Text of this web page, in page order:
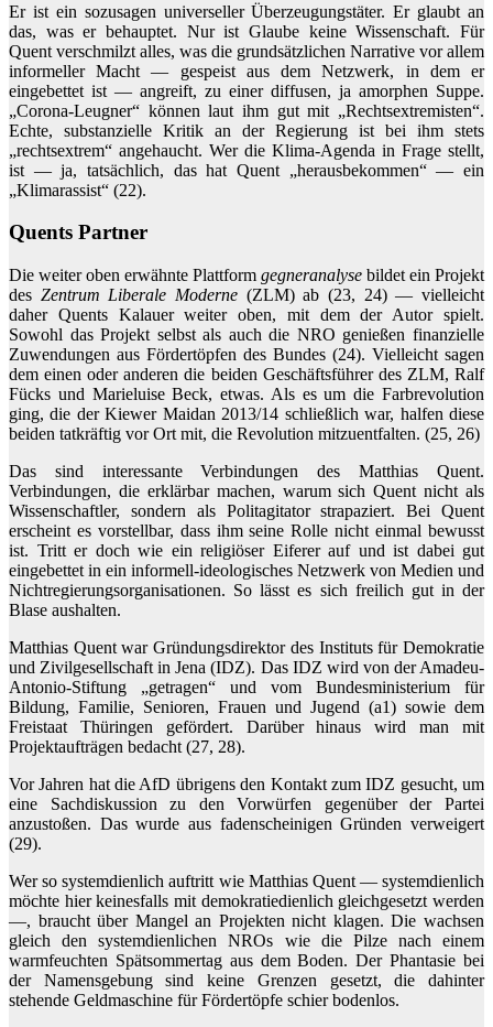
Er ist ein sozusagen universeller Überzeugungstäter. Er glaubt an
das, was er behauptet. Nur ist Glaube keine Wissenschaft. Für
Quent verschmilzt alles, was die grundsätzlichen Narrative vor allem
informeller Macht — gespeist aus dem Netzwerk, in dem er
eingebettet ist — angreift, zu einer diffusen, ja amorphen Suppe.
„Corona-Leugner“ können laut ihm gut mit „Rechtsextremisten“.
Echte, substanzielle Kritik an der Regierung ist bei ihm stets
„rechtsextrem“ angehaucht. Wer die Klima-Agenda in Frage stellt,
ist — ja, tatsächlich, das hat Quent „herausbekommen“ — ein
„Klimarassist“ (22).
Quents Partner
Die weiter oben erwähnte Plattform gegneranalyse bildet ein Projekt
des Zentrum Liberale Moderne (ZLM) ab (23, 24) — vielleicht
daher Quents Kalauer weiter oben, mit dem der Autor spielt.
Sowohl das Projekt selbst als auch die NRO genießen finanzielle
Zuwendungen aus Fördertöpfen des Bundes (24). Vielleicht sagen
dem einen oder anderen die beiden Geschäftsführer des ZLM, Ralf
Fücks und Marieluise Beck, etwas. Als es um die Farbrevolution
ging, die der Kiewer Maidan 2013/14 schließlich war, halfen diese
beiden tatkräftig vor Ort mit, die Revolution mitzuentfalten. (25, 26)
Das sind interessante Verbindungen des Matthias Quent.
Verbindungen, die erklärbar machen, warum sich Quent nicht als
Wissenschaftler, sondern als Politagitator strapaziert. Bei Quent
erscheint es vorstellbar, dass ihm seine Rolle nicht einmal bewusst
ist. Tritt er doch wie ein religiöser Eiferer auf und ist dabei gut
eingebettet in ein informell-ideologisches Netzwerk von Medien und
Nichtregierungsorganisationen. So lässt es sich freilich gut in der
Blase aushalten.
Matthias Quent war Gründungsdirektor des Instituts für Demokratie
und Zivilgesellschaft in Jena (IDZ). Das IDZ wird von der Amadeu-
Antonio-Stiftung „getragen“ und vom Bundesministerium für
Bildung, Familie, Senioren, Frauen und Jugend (a1) sowie dem
Freistaat Thüringen gefördert. Darüber hinaus wird man mit
Projektaufträgen bedacht (27, 28).
Vor Jahren hat die AfD übrigens den Kontakt zum IDZ gesucht, um
eine Sachdiskussion zu den Vorwürfen gegenüber der Partei
anzustoßen. Das wurde aus fadenscheinigen Gründen verweigert
(29).
Wer so systemdienlich auftritt wie Matthias Quent — systemdienlich
möchte hier keinesfalls mit demokratiedienlich gleichgesetzt werden
—, braucht über Mangel an Projekten nicht klagen. Die wachsen
gleich den systemdienlichen NROs wie die Pilze nach einem
warmfeuchten Spätsommertag aus dem Boden. Der Phantasie bei
der Namensgebung sind keine Grenzen gesetzt, die dahinter
stehende Geldmaschine für Fördertöpfe schier bodenlos.